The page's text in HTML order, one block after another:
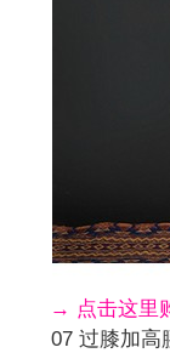
→ 点击这里
07 过膝加高腰